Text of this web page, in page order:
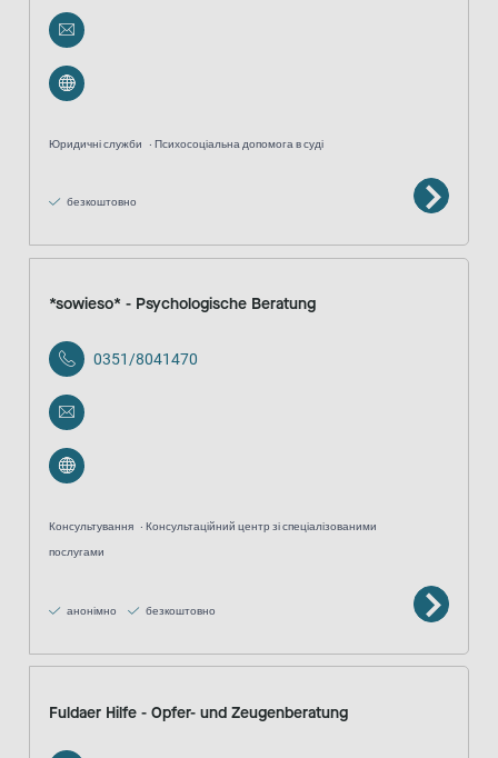
Юридичні служби Психосоціальна допомога в суді
безкоштовно
*sowieso* - Psychologische Beratung
0351/8041470
Консультування
Консультаційний центр зі спеціалізованими
послугами
анонімно безкоштовно
Fuldaer Hilfe - Opfer- und Zeugenberatung